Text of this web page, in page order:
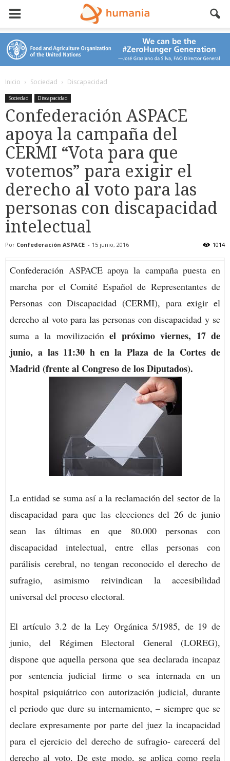
Inicio Sociedad Discapacidad
Sociedad Discapacidad
Confederación ASPACE
apoya la campaña del
CERMI “Vota para que
votemos” para exigir el
derecho al voto para las
personas con discapacidad
intelectual
Por Confederación ASPACE - 15 junio, 2016 1014
Confederación ASPACE apoya la campaña puesta en
marcha por el Comité Español de Representantes de
Personas con Discapacidad (CERMI), para exigir el
derecho al voto para las personas con discapacidad y se
suma a la movilización el próximo viernes, 17 de
junio, a las 11:30 h en la Plaza de la Cortes de
Madrid (frente al Congreso de los Diputados).
La entidad se suma así a la reclamación del sector de la
discapacidad para que las elecciones del 26 de junio
sean las últimas en que 80.000 personas con
discapacidad intelectual, entre ellas personas con
parálisis cerebral, no tengan reconocido el derecho de
sufragio, asimismo reivindican la accesibilidad
universal del proceso electoral.
El artículo 3.2 de la Ley Orgánica 5/1985, de 19 de
junio, del Régimen Electoral General (LOREG),
dispone que aquella persona que sea declarada incapaz
por sentencia judicial firme o sea internada en un
hospital psiquiátrico con autorización judicial, durante
el periodo que dure su internamiento, – siempre que se
declare expresamente por parte del juez la incapacidad
para el ejercicio del derecho de sufragio- carecerá del
derecho al voto. De este modo, se aplica como regla